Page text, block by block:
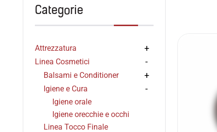
Categorie
Attrezzatura
Linea Cosmetici
Balsami e Conditioner
Igiene e Cura
Igiene orale
Igiene orecchie e occhi
Linea Tocco Finale